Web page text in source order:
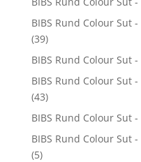
BIBS Rund Colour Sut
(39)
BIBS Rund Colour Sut -
BIBS Rund Colour Sut
(43)
BIBS Rund Colour Sut -
BIBS Rund Colour Sut
(5)